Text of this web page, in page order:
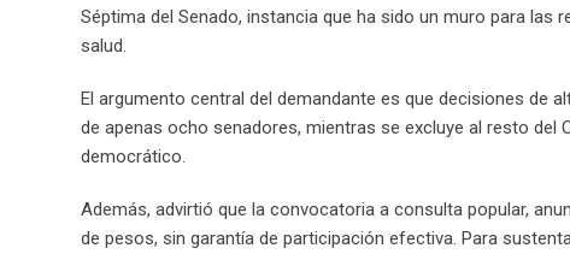
Séptima del Senado, instancia que ha sido un muro para
salud.
El argumento central del demandante es que decisiones de
de apenas ocho senadores, mientras se excluye al resto
democrático.
Además, advirtió que la convocatoria a consulta popular,
de pesos, sin garantía de participación efectiva. Para